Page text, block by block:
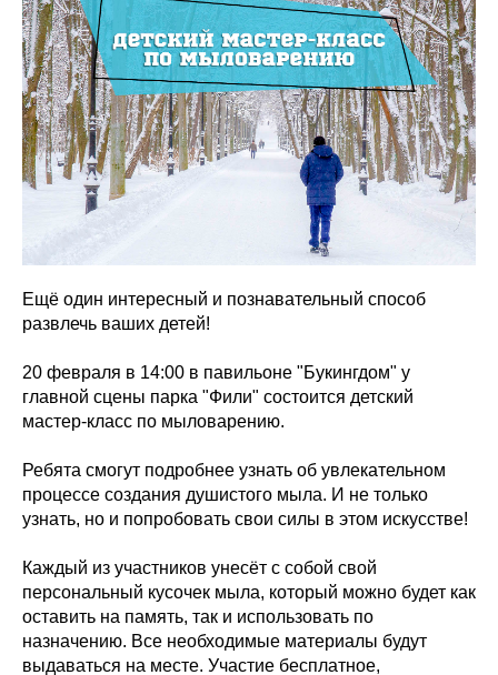
Ещё один интересный и познавательный способ
развлечь ваших детей!
20 февраля в 14:00 в павильоне "Букингдом" у
главной сцены парка "Фили" состоится детский
мастер-класс по мыловарению.
Ребята смогут подробнее узнать об увлекательном
процессе создания душистого мыла. И не только
узнать, но и попробовать свои силы в этом искусстве!
Каждый из участников унесёт с собой свой
персональный кусочек мыла, который можно будет как
оставить на память, так и использовать по
назначению. Все необходимые материалы будут
выдаваться на месте. Участие бесплатное,